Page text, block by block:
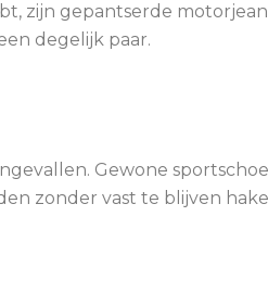
zijn gepantserde
degelijk paar.
Gewone
zonder vast te blijven